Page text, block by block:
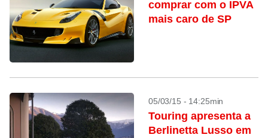
comprar com o IPVA
mais caro de SP
05/03/15 - 14:25min
Touring apresenta a
Berlinetta Lusso em